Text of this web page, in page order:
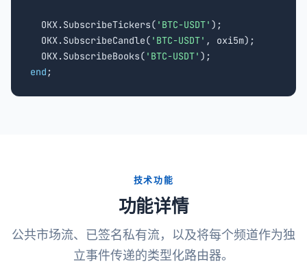
  OKX.SubscribeTickers(
'BTC-USDT' );
  OKX.SubscribeCandle(
'BTC-USDT' , oxi5m);
  OKX.SubscribeBooks(
'BTC-USDT'
end ;
技术功能
功能详情
公共市场流、已签名私有流，以及将每个频道作为独
立事件传递的类型化路由器。